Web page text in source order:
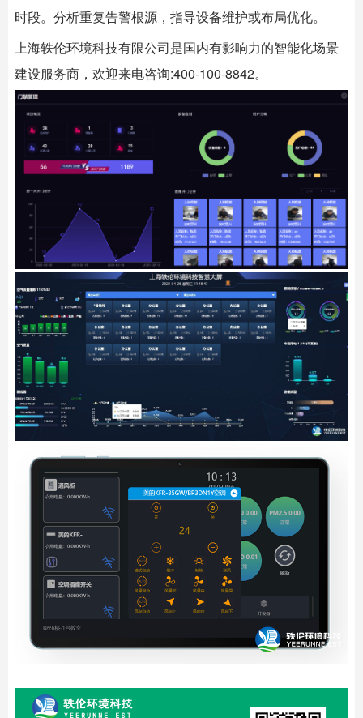
时段。分析重复告警根源，指导设备维护或布局优化。
上海轶伦环境科技有限公司是国内有影响力的智能化场景
建设服务商，欢迎来电咨询:400-100-8842。